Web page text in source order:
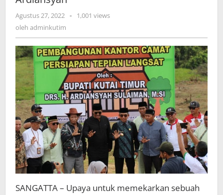
Agustus 27, 2022 oleh
-
1,001 views
oleh adminkutim
SANGATTA – Upaya untuk memekarkan sebuah